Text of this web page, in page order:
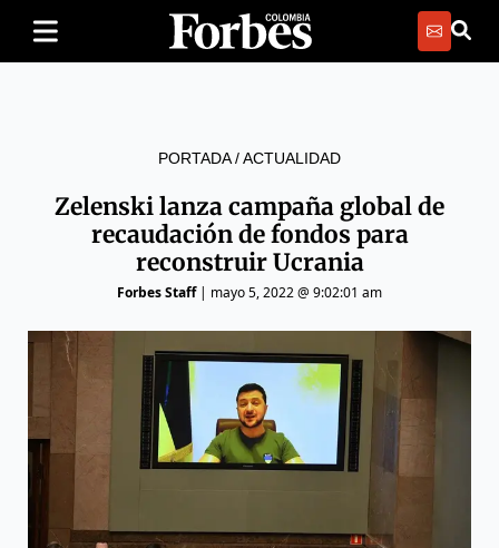
PORTADA/ACTUALIDAD
Zelenski lanza campaña global de
recaudación de fondos para
reconstruir Ucrania
Forbes Staff| mayo 5, 2022 @ 9:02:01 am